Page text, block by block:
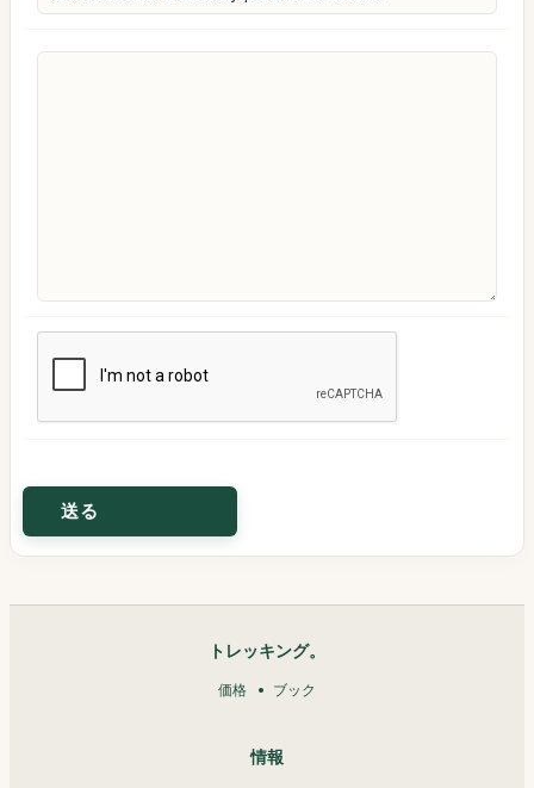
トレッキング。
価格 ブック
情報